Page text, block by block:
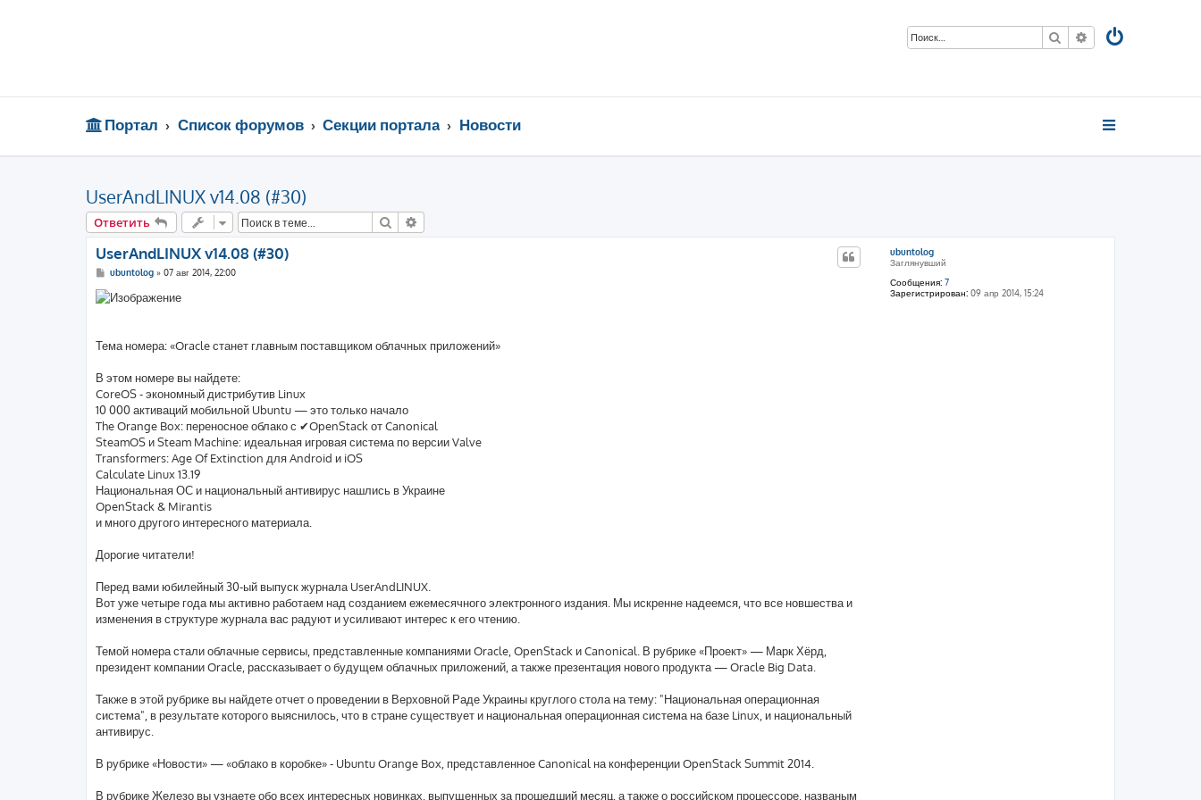
Поиск Расширенный
Портал Список форумов Секции портала Новости
UserAndLINUX v14.08 (#30)
Ответить Поиск
ubuntolog
Заглянувший
Сообщения: 7
Зарегистрирован: 09 апр 2014, 15:24
UserAndLINUX v14.08 (#30)
С
о
б
и
ubuntolog» 07 авг 2014, 22:00
Тема номера: «Oracle станет главным поставщиком облачных приложений»
В этом номере вы найдете:
CoreOS - экономный дистрибутив Linux
10 000 активаций мобильной Ubuntu — это только начало
The Orange Box: переносное облако с ✔OpenStack от Canonical
SteamOS и Steam Machine: идеальная игровая система по версии Valve
Transformers: Age Of Extinction для Android и iOS
Calculate Linux 13.19
Национальная ОС и национальный антивирус нашлись в Украине
OpenStack & Mirantis
и много другого интересного материала.
Дорогие читатели!
Перед вами юбилейный 30-ый выпуск журнала UserAndLINUX.
Вот уже четыре года мы активно работаем над созданием ежемесячного электронного издания. Мы искренне надеемся, что все новшества и
изменения в структуре журнала вас радуют и усиливают интерес к его чтению.
Темой номера стали облачные сервисы, представленные компаниями Oracle, OpenStack и Canonical. В рубрике «Проект» — Марк Хёрд,
президент компании Oracle, рассказывает о будущем облачных приложений, а также презентация нового продукта — Oracle Big Data.
Также в этой рубрике вы найдете отчет о проведении в Верховной Раде Украины круглого стола на тему: "Национальная операционная
система", в результате которого выяснилось, что в стране существует и национальная операционная система на базе Linux, и национальный
антивирус.
В рубрике «Новости» — «облако в коробке» - Ubuntu Orange Box, представленное Canonical на конференции OpenStack Summit 2014.
В рубрике Железо вы узнаете обо всех интересных новинках, выпущенных за прошедший месяц, а также о российском процессоре, названым